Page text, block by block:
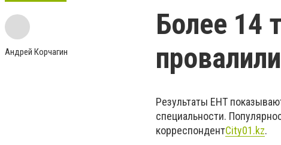
Андрей Корчагин
Более 14
Результаты ЕНТ
специальности.
корреспондентCity01.kz.